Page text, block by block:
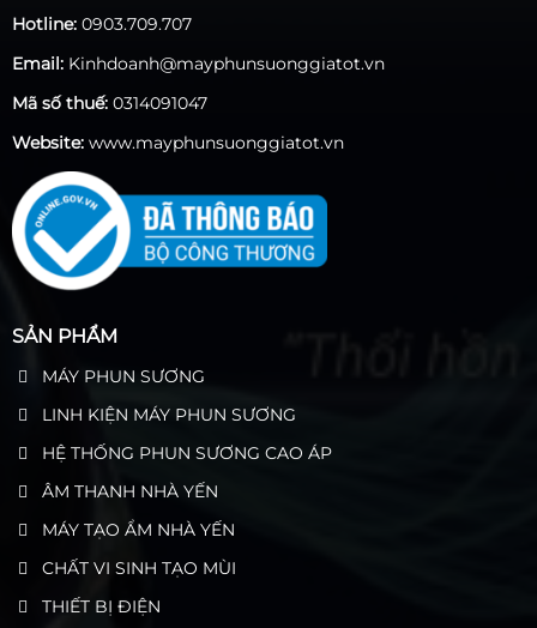
Hotline: 0903.709.707
Email: Kinhdoanh@mayphunsuonggiatot.vn
Mã số thuế: 0314091047
Website: www.mayphunsuonggiatot.vn
SẢN PHẨM
MÁY PHUN SƯƠNG
LINH KIỆN MÁY PHUN SƯƠNG
HỆ THỐNG PHUN SƯƠNG CAO ÁP
ÂM THANH NHÀ YẾN
MÁY TẠO ẨM NHÀ YẾN
CHẤT VI SINH TẠO MÙI
THIẾT BỊ ĐIỆN